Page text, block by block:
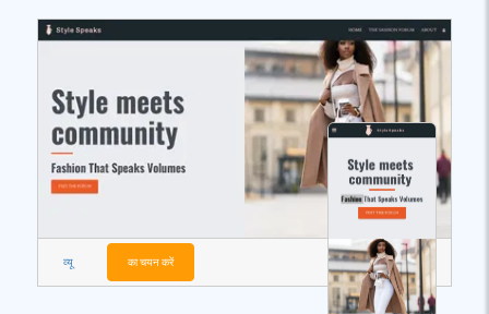
व्यू का चयन करें